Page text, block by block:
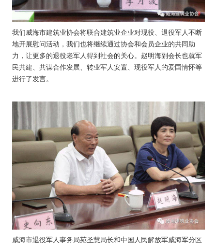
我们威海市建筑业协会将联合建筑业企业对现役、退役军人不断
地开展慰问活动，我们也将继续通过协会和会员企业的共同助
力，让更多的退役老军人得到社会的关心。赵明海副会长也就军
民共建、共谋合作发展、转业军人安置、现役军人的爱国情怀等
进行了发言。
威海市退役军人事务局苑圣慧局长和中国人民解放军威海军分区